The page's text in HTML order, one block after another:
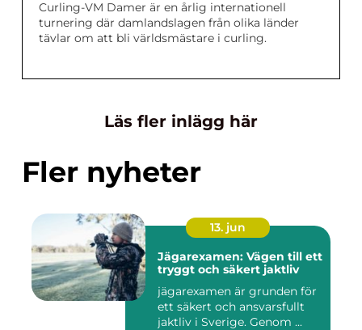
Curling-VM Damer är en årlig internationell
turnering där damlandslagen från olika länder
tävlar om att bli världsmästare i curling.
Läs fler inlägg här
Fler nyheter
13. jun
Jägarexamen: Vägen till ett
tryggt och säkert jaktliv
jägarexamen är grunden för
ett säkert och ansvarsfullt
jaktliv i Sverige. Genom ...